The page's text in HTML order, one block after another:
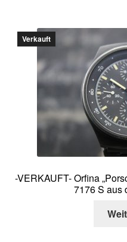
Verkauft
-VERKAUFT- Orfina
7176 S aus